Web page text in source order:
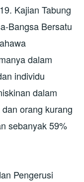
Kajian Tabung
Bangsa Bersatu
dalam
individu
dalam
orang kurang
sebanyak 59%
Pengerusi